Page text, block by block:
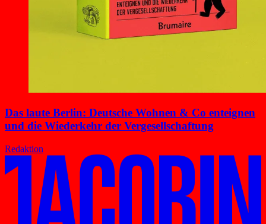
Das laute Berlin: Deutsche Wohnen & Co enteignen
und die Wiederkehr der Vergesellschaftung
Redaktion